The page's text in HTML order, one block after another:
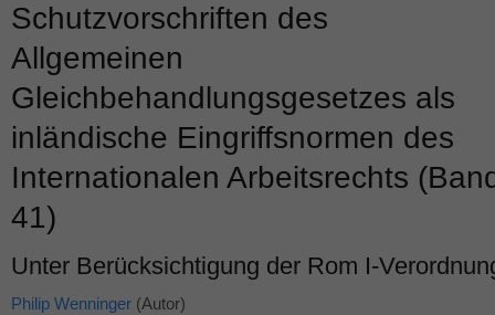
Schutzvorschriften des
Allgemeinen
Gleichbehandlungsgesetzes als
inländische Eingriffsnormen des
Internationalen Arbeitsrechts
41)
Unter Berücksichtigung der Rom I-
Philip Wenninger (Autor)